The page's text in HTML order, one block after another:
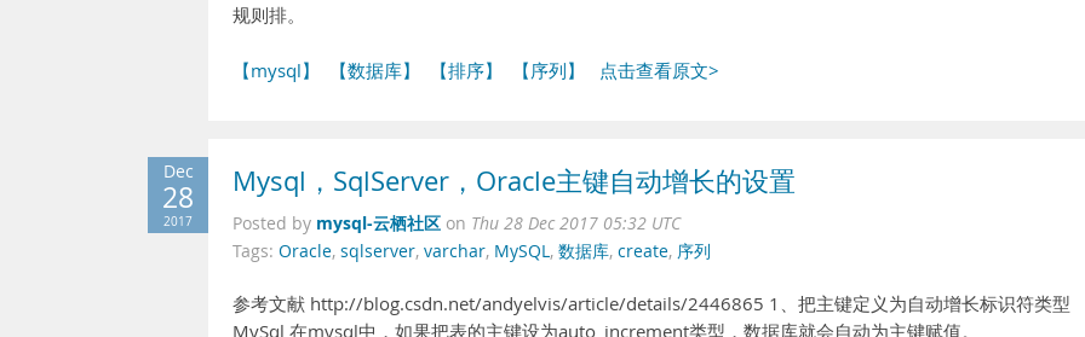
规则排。
【mysql】 【数据库】 【排序】 【序列】 点击查看原文>
Dec
28
2017
Mysql，SqlServer，Oracle主键自动增长的设置
Posted by mysql-云栖社区 on Thu 28 Dec 2017 05:32 UTC
Tags: Oracle, sqlserver, varchar, MySQL, 数据库, create, 序列
参考文献 http://blog.csdn.net/andyelvis/article/details/2446865 1、把主键定义为自动增长标识符类型
MySql 在mysql中，如果把表的主键设为auto_increment类型，数据库就会自动为主键赋值。